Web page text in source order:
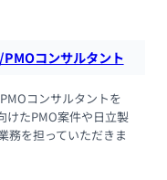
PMOコンサルタント
コンサルタントを
けたPMO案件や日立製
務を担っていただきま